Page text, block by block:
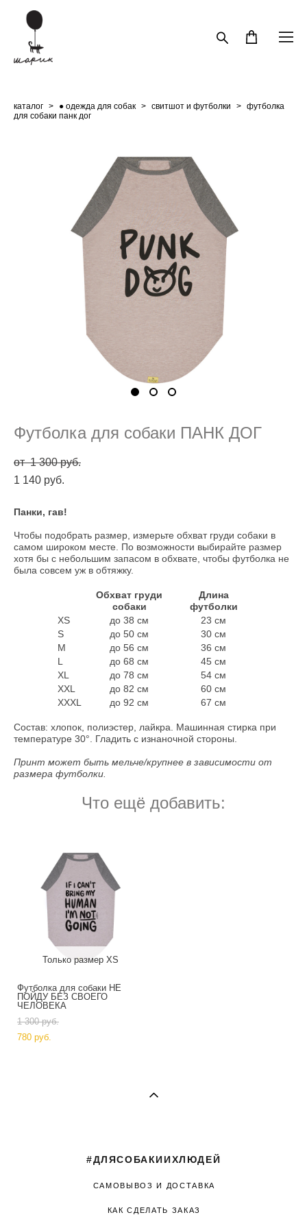
каталог > ● одежда для собак > свитшот и футболки > футболка
для собаки панк дог
Футболка для собаки ПАНК ДОГ
от 1 300 pуб.
1 140 pуб.
Панки, гав!
Чтобы подобрать размер, измерьте обхват груди собаки в
самом широком месте. По возможности выбирайте размер
хотя бы с небольшим запасом в обхвате, чтобы футболка не
была совсем уж в обтяжку.
Обхват груди
собаки
Длина
футболки
XS
до 38 см
23 см
S
до 50 см
30 см
M
до 56 см
36 см
L
до 68 см
45 см
XL
до 78 см
54 см
XXL
до 82 см
60 см
XXXL
до 92 см 67 см
Состав: хлопок, полиэстер, лайкра. Машинная стирка при
температуре 30°. Гладить с изнаночной стороны.
Принт может быть мельче/крупнее в зависимости от
размера футболки.
Что ещё добавить:
Только размер XS
Футболка для собаки НЕ
ПОЙДУ БЕЗ СВОЕГО
ЧЕЛОВЕКА
1 300 pуб.
780 pуб.
#ДЛЯСОБАКИИХЛЮДЕЙ
САМОВЫВОЗ И ДОСТАВКА
КАК СДЕЛАТЬ ЗАКАЗ